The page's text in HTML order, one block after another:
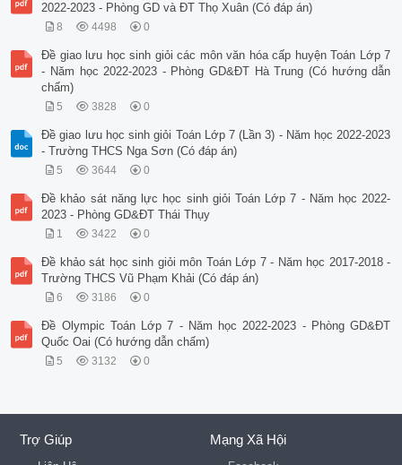
2022-2023 - Phòng GD và ĐT Thọ Xuân (Có đáp án)
8 4498 0
Đề giao lưu học sinh giỏi các môn văn hóa cấp huyện Toán Lớp 7
- Năm học 2022-2023 - Phòng GD&ĐT Hà Trung (Có hướng dẫn
chấm)
5 3828 0
Đề giao lưu học sinh giỏi Toán Lớp 7 (Lần 3) - Năm học 2022-2023
- Trường THCS Nga Sơn (Có đáp án)
5 3644 0
Đề khảo sát năng lực học sinh giỏi Toán Lớp 7 - Năm học 2022-
2023 - Phòng GD&ĐT Thái Thụy
1 3422 0
Đề khảo sát học sinh giỏi môn Toán Lớp 7 - Năm học 2017-2018 -
Trường THCS Vũ Phạm Khải (Có đáp án)
6 3186 0
Đề Olympic Toán Lớp 7 - Năm học 2022-2023 - Phòng GD&ĐT
Quốc Oai (Có hướng dẫn chấm)
5 3132 0
Trợ Giúp Mạng Xã Hội